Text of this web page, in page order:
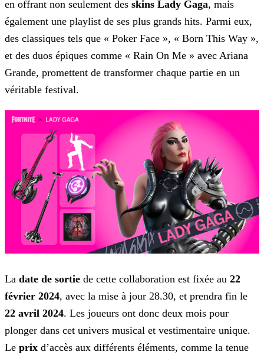
en offrant non seulement des skins Lady Gaga, mais
également une playlist de ses plus grands hits. Parmi eux,
des classiques tels que « Poker Face », « Born This Way »,
et des duos épiques comme « Rain On Me » avec Ariana
Grande, promettent de transformer chaque partie en un
véritable festival.
La date de sortie de cette collaboration est fixée au 22
février 2024, avec la mise à jour 28.30, et prendra fin le
22 avril 2024. Les joueurs ont donc deux mois pour
plonger dans cet univers musical et vestimentaire unique.
Le prix d’accès aux différents éléments, comme la tenue